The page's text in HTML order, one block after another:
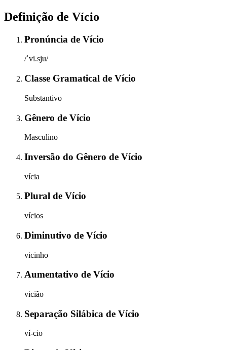
Definição de Vício
Pronúncia de Vício
/ˈvi.sju/
Classe Gramatical de Vício
Substantivo
Gênero de Vício
Masculino
Inversão do Gênero de Vício
vícia
Plural de Vício
vícios
Diminutivo de Vício
vicinho
Aumentativo de Vício
vicião
Separação Silábica de Vício
ví-cio